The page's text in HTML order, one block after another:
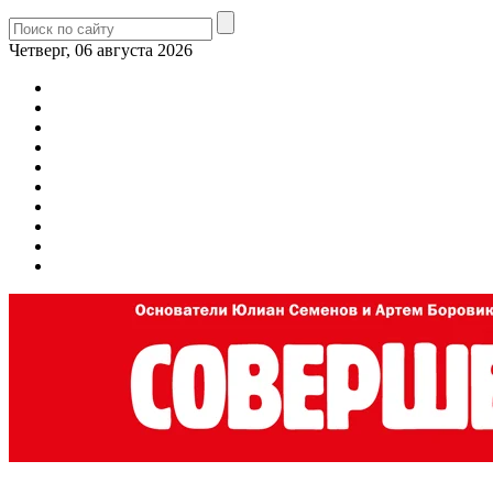
Четверг, 06 августа 2026